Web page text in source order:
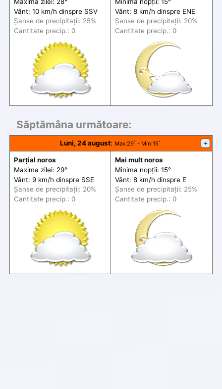
Vânt: 10 km/h dinspre SSV
Șanse de precipitații: 25%
Cantitate precip.: 0
Vânt: 8 km/h dinspre ENE
Șanse de precipitații: 20%
Cantitate precip.: 0
Săptămâna următoare:
Luni, 24 august: Max:29˚ - Min:15˚ +
Parțial noros
Maxima zilei: 29°
Vânt: 9 km/h dinspre SSE
Șanse de precipitații: 20%
Cantitate precip.: 0
Mai mult noros
Minima nopții: 15°
Vânt: 8 km/h dinspre E
Șanse de precipitații: 25%
Cantitate precip.: 0